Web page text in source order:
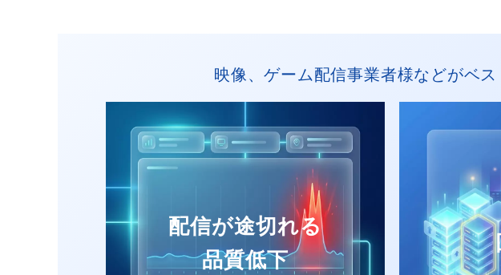
映像、ゲーム配信事業者様などがベ
配信が途切れる
品質低下